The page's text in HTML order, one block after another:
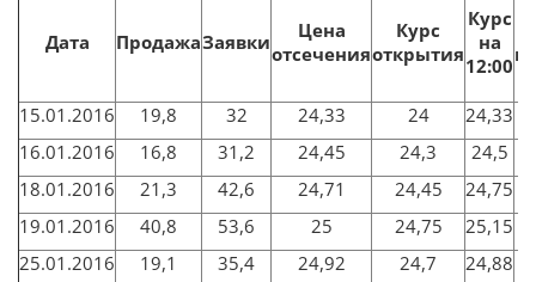
Дата ПродажаЗаявки
Цена
отсечения
Курс
открытия
Курс
на
12:00
15.01.2016
19,8 32 24,33 24 24,33
16.01.2016
16,8 31,2 24,45 24,3 24,5
18.01.2016
21,3 42,6 24,71 24,45 24,75
19.01.2016
40,8 53,6 25 24,75 25,15
25.01.2016
19,1 35,4 24,92 24,7 24,88